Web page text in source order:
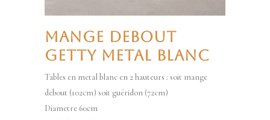
MANGE DEBOUT
GETTY METAL BLANC
Tables en metal blanc en 2 hauteurs : soit mange
debout (102cm) soit guéridon (72cm)
Diametre 60cm